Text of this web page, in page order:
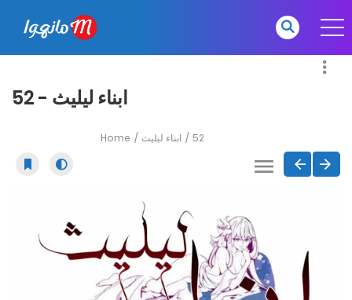
ابناء ليليث - 52
Home ابناء ليليث 52